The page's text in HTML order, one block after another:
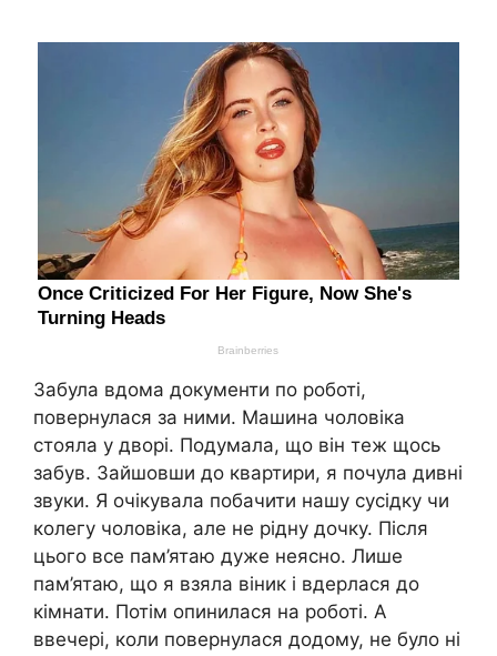
Забула вдома документи по роботі,
повернулася за ними. Машина чоловіка
стояла у дворі. Подумала, що він теж щось
забув. Зайшовши до квартири, я почула дивні
звуки. Я очікувала побачити нашу сусідку чи
колегу чоловіка, але не рідну дочку. Після
цього все пам’ятаю дуже неясно. Лише
пам’ятаю, що я взяла віник і вдерлася до
кімнати. Потім опинилася на роботі. А
ввечері, коли повернулася додому, не було ні